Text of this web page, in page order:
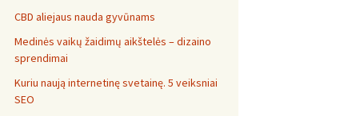
CBD aliejaus nauda gyvūnams
Medinės vaikų žaidimų aikštelės – dizaino
sprendimai
Kuriu naują internetinę svetainę. 5 veiksniai
SEO